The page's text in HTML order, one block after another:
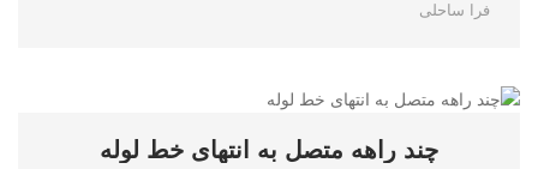
فرا ساحلی
چند راهه متصل به انتهای خط لوله